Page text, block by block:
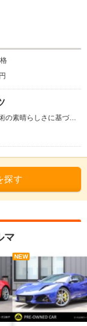
エリーゼ、エキシージ、エヴォーラの能力や特徴、技術の素晴らしさに基づいて、構築されたモデル。ロータスブランドの継続的な変革を完全に体現する、新しいミッドシップエンジンのプレミアムスポーツカーとして位置づけられている。プラットフォームには、新しい軽量の接着アルミニウムシャシーが採用された。エンジンは、3.5L V6で、最高出力405psを発生。組み合わされるトランスミッションは、オープンマニュアルギアチェンジメカニズム＋メッシュグリルのスポーツレシオ6速MTとなる。シートヒーターや、英国ブランド「KEF」の10チャンネルプレミアムサウンドシステム、タッチスクリーンなどの快適装備を標準採用。また、3種類のオプションパックなども用意されている。（2021.10）
探す
マ
NEW